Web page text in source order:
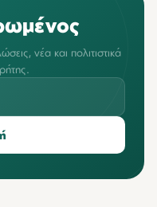
νέα και πολιτιστικά